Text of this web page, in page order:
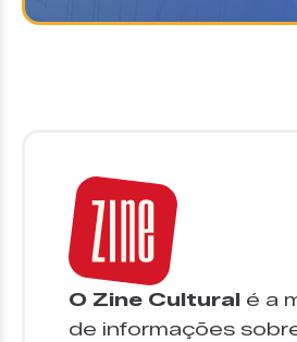
O Zine Cultural é a
de informações